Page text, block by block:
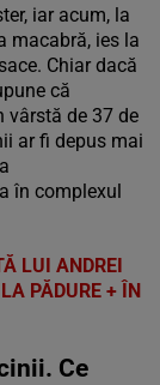
iar acum, la
macabră, ies la
Chiar dacă
că
vârstă de 37 de
ar fi depus mai
în complexul
LUI ANDREI
PĂDURE + ÎN
Ce